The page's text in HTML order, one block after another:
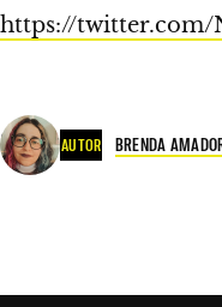
https://twitter.com/
AUTOR BRENDA